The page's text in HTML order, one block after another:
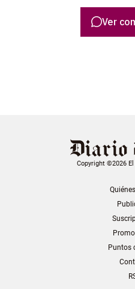
Ver
Copyright ©2026 El
Puntos